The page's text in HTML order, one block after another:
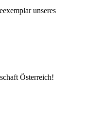
unseres
Österreich!